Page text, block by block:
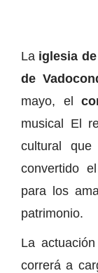
La iglesia
de
mayo, el
musical El
cultural
convertido
para los
patrimonio.
La
correrá a